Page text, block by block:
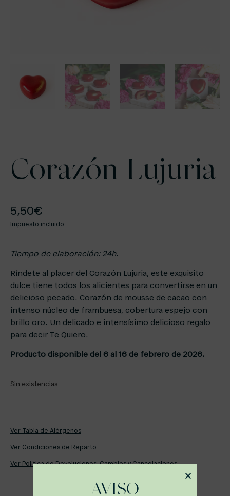
Corazón Lujuria
5,50€
Impuesto incluido
Tiempo de elaboración: 24h.
Ríndete al placer del Corazón Lujuria, este exquisito
dulce tiene todos los alicientes para convertirse en un
delicioso pecado. Corazón de mousse de cacao con
intenso núcleo de frambuesa, cobertura espejo con
brillo oro. Un delicado e intensísimo delicioso regalo
para decir Te Quiero.
Producto disponible del 6 al 16 de febrero de 2026.
Sin existencias
Ver Tabla de Alérgenos
Ver Condiciones de Reparto
Ver Política de Devoluciones, Cambios y Cancelaciones
AVISO